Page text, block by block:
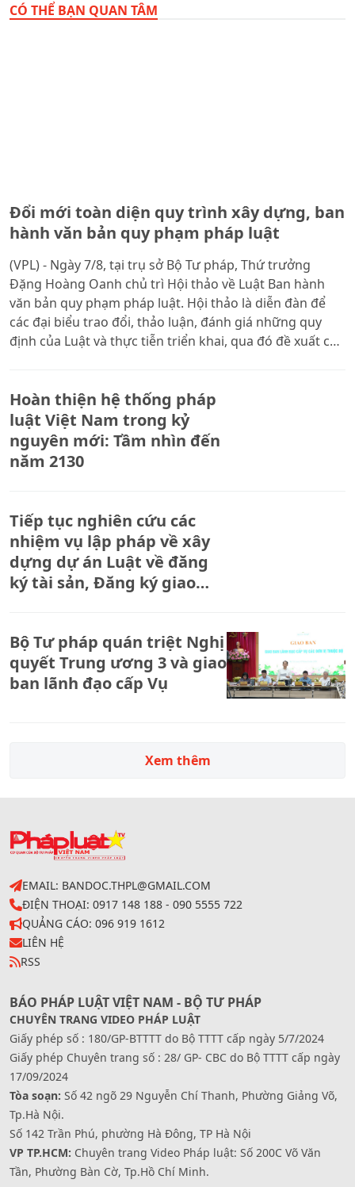
CÓ THỂ BẠN QUAN TÂM
Đổi mới toàn diện quy trình xây dựng, ban
hành văn bản quy phạm pháp luật
(VPL) - Ngày 7/8, tại trụ sở Bộ Tư pháp, Thứ trưởng
Đặng Hoàng Oanh chủ trì Hội thảo về Luật Ban hành
văn bản quy phạm pháp luật. Hội thảo là diễn đàn để
các đại biểu trao đổi, thảo luận, đánh giá những quy
định của Luật và thực tiễn triển khai, qua đó đề xuất các
Hoàn thiện hệ thống pháp
luật Việt Nam trong kỷ
nguyên mới: Tầm nhìn đến
năm 2130
Tiếp tục nghiên cứu các
nhiệm vụ lập pháp về xây
dựng dự án Luật về đăng
ký tài sản, Đăng ký giao
Bộ Tư pháp quán triệt Nghị
quyết Trung ương 3 và giao
ban lãnh đạo cấp Vụ
Xem thêm
EMAIL: BANDOC.THPL@GMAIL.COM
ĐIỆN THOẠI: 0917 148 188 - 090 5555 722
QUẢNG CÁO: 096 919 1612
LIÊN HỆ
RSS
BÁO PHÁP LUẬT VIỆT NAM - BỘ TƯ PHÁP
CHUYÊN TRANG VIDEO PHÁP LUẬT
Giấy phép số : 180/GP-BTTTT do Bộ TTTT cấp ngày 5/7/2024
Giấy phép Chuyên trang số : 28/ GP- CBC do Bộ TTTT cấp ngày
17/09/2024
Tòa soạn: Số 42 ngõ 29 Nguyễn Chí Thanh, Phường Giảng Võ,
Tp.Hà Nội.
Số 142 Trần Phú, phường Hà Đông, TP Hà Nội
VP TP.HCM: Chuyên trang Video Pháp luật: Số 200C Võ Văn
Tần, Phường Bàn Cờ, Tp.Hồ Chí Minh.